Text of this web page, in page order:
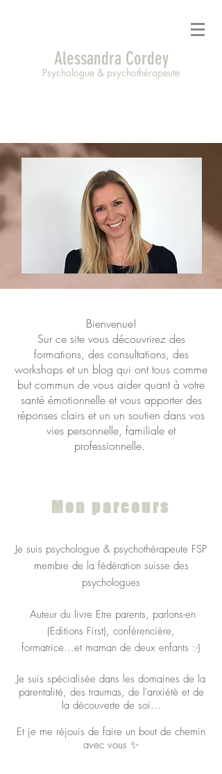
Alessandra Cordey
Psychologue & psychothérapeute
Bienvenue!
Sur ce site vous découvrirez des
formations, des consultations, des
workshops et un blog qui ont tous comme
but commun de vous aider quant à votre
santé émotionnelle et vous apporter des
réponses clairs et un un soutien dans vos
vies personnelle, familiale et
professionnelle.
Mon parcours
Je suis psychologue & psychothérapeute FSP
membre de la fédération suisse des
psychologues
Auteur du livre Etre parents, parlons-en
(Editions First), conférencière,
formatrice...et maman de deux enfants :-)
Je suis spécialisée dans les domaines de la
parentalité, des traumas, de l'anxiété et de
la découverte de soi...
Et je me réjouis de faire un bout de chemin
avec vous ✨